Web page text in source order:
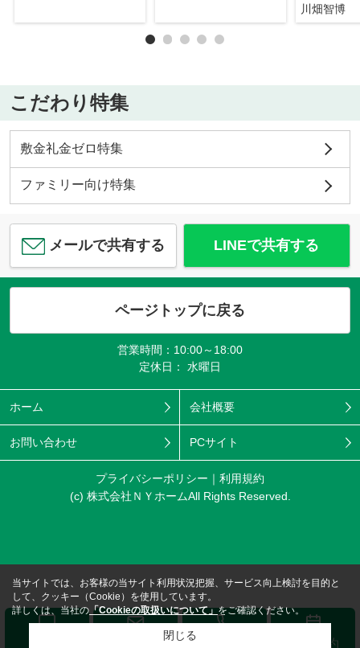
川畑智博
こだわり特集
敷金礼金ゼロ特集
ファミリー向け特集
メールで共有する LINEで共有する
ページトップに戻る
営業時間：10:00～18:00
定休日： 水曜日
ホーム 会社概要
お問い合わせ PCサイト
プライバシーポリシー
利用規約
(c) 株式会社ＮＹホームAll Rights Reserved.
来店予約
当サイトでは、お客様の当サイト利用状況把握、サービス向上検討を目的と
して、クッキー（Cookie）を使用しています。
詳しくは、当社の 「Cookieの取扱いについて」をご確認ください。
閉じる